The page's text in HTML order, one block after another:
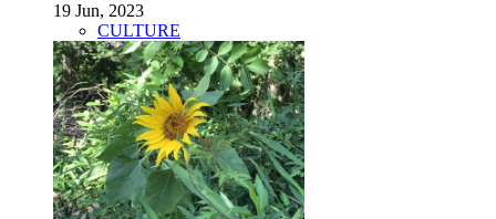
19 Jun, 2023
CULTURE